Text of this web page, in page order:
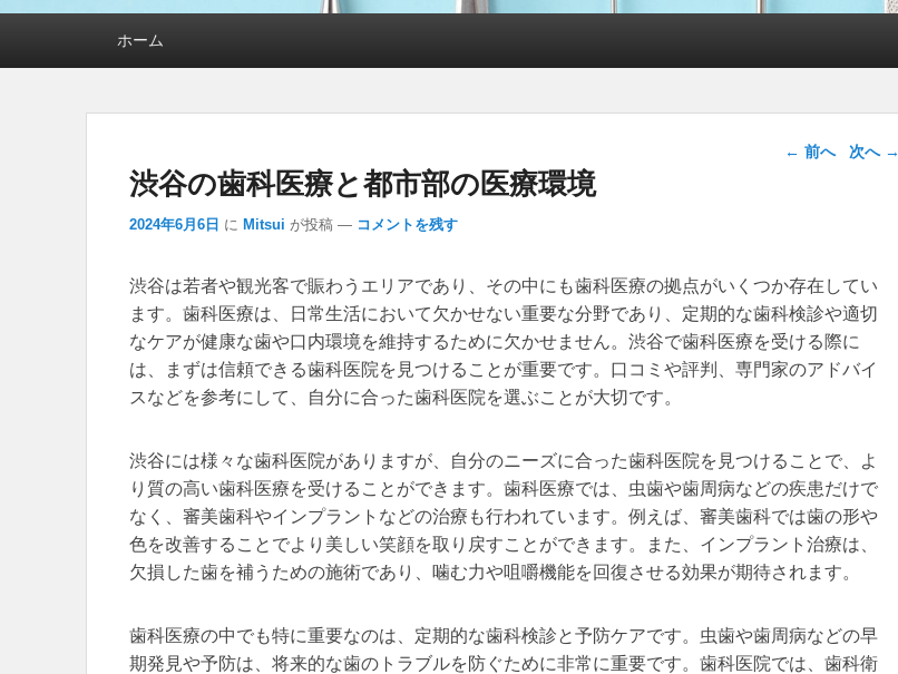
ホーム
投稿ナビゲー
ション
← 前へ 次へ →
渋谷の歯科医療と都市部の医療環境
2024年6月6日 に Mitsui が投稿 — コメントを残す
渋谷は若者や観光客で賑わうエリアであり、その中にも歯科医療の拠点がいくつか存在してい
ます。 歯科医療は、日常生活において欠かせない重要な分野であり、定期的な歯科検診や適切
なケアが健康な歯や口内環境を維持するために欠かせません。渋谷で歯科医療を受ける際に
は、まずは信頼できる歯科医院を見つけることが重要です。口コミや評判、専門家のアドバイ
スなどを参考にして、自分に合った歯科医院を選ぶことが大切です。
渋谷には様々な歯科医院がありますが、自分のニーズに合った歯科医院を見つけることで、よ
り質の高い歯科医療を受けることができます。歯科医療では、虫歯や歯周病などの疾患だけで
なく、審美歯科やインプラントなどの治療も行われています。例えば、審美歯科では歯の形や
色を改善することでより美しい笑顔を取り戻すことができます。また、インプラント治療は、
欠損した歯を補うための施術であり、噛む力や咀嚼機能を回復させる効果が期待されます。
歯科医療の中でも特に重要なのは、定期的な歯科検診と予防ケアです。虫歯や歯周病などの早
期発見や予防は、将来的な歯のトラブルを防ぐために非常に重要です。歯科医院では、歯科衛